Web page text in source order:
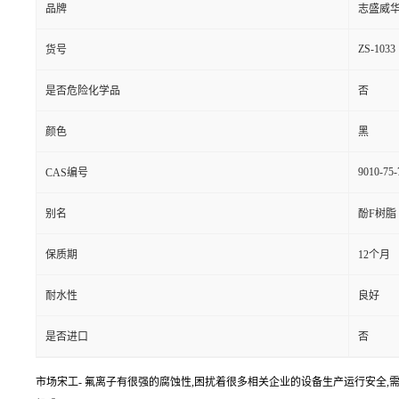
品牌 志盛威
货号 ZS-1033
是否危险化学品 否
颜色 黑
CAS编号 9010-75-
别名 酚F树脂
保质期 12个月
耐水性 良好
是否进口 否
市场宋工- 氟离子有很强的腐蚀性,困扰着很多相关企业的设备生产运行安全,需